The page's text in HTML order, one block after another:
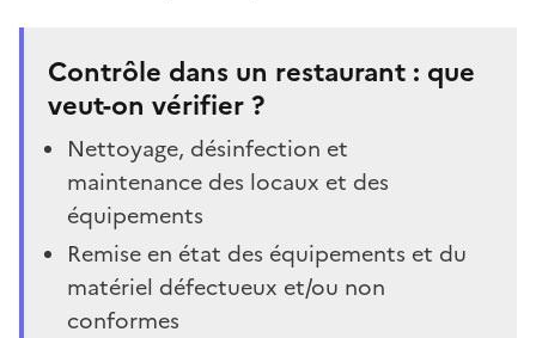
Contrôle dans un restaurant : que
veut-on vérifier ?
Nettoyage, désinfection et
maintenance des locaux et des
équipements
Remise en état des équipements et du
matériel défectueux et/ou non
conformes